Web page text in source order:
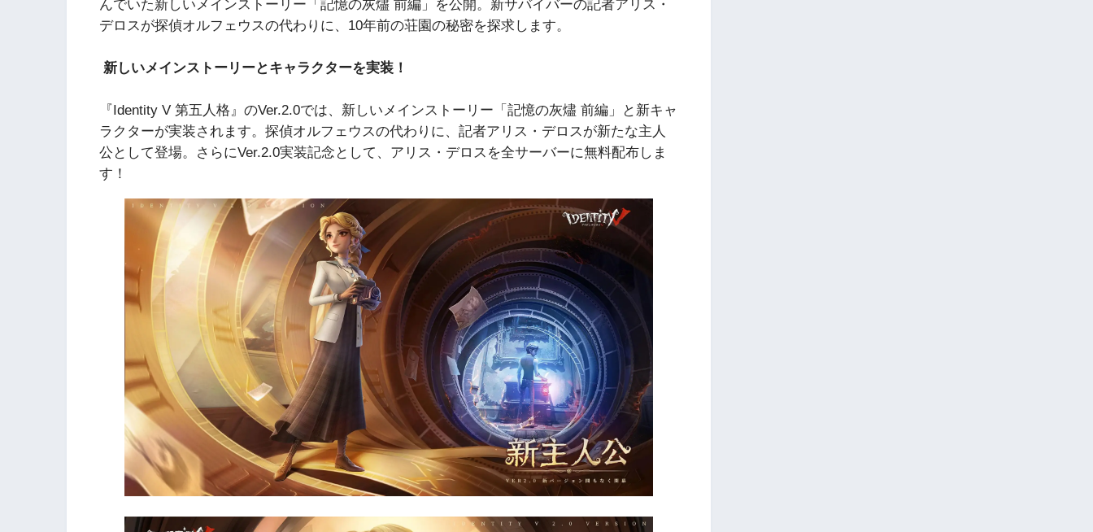
んでいた新しいメインストーリー「記憶の灰燼 前編」を公開。新サバイバーの記者アリス・
デロスが探偵オルフェウスの代わりに、10年前の荘園の秘密を探求します。
新しいメインストーリーとキャラクターを実装！
『Identity V 第五人格』のVer.2.0では、新しいメインストーリー「記憶の灰燼 前編」と新キャ
ラクターが実装されます。探偵オルフェウスの代わりに、記者アリス・デロスが新たな主人
公として登場。さらにVer.2.0実装記念として、アリス・デロスを全サーバーに無料配布しま
す！